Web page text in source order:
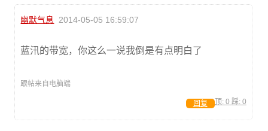
幽默气息 2014-05-05 16:59:07
蓝汛的带宽，你这么一说我倒是有点明白了
跟帖来自电脑端
顶: 0 踩: 0
回复